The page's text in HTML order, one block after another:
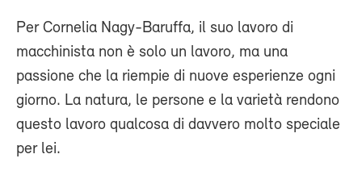
Per Cornelia Nagy-Baruffa, il suo lavoro di
macchinista non è solo un lavoro, ma una
passione che la riempie di nuove esperienze ogni
giorno. La natura, le persone e la varietà rendono
questo lavoro qualcosa di davvero molto speciale
per lei.